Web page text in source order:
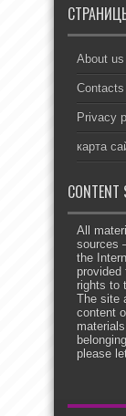
About us
Contacts
Privacy
карта
CONTENT
All
sources
the
provided
rights to
The site
content
please